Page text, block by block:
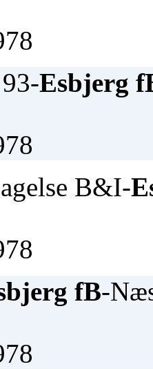
Esbjerg
B&I-
fB-